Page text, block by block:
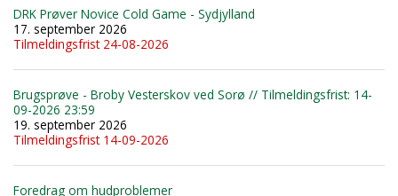
DRK Prøver Novice Cold Game - Sydjylland
17. september 2026
Tilmeldingsfrist 24-08-2026
Brugsprøve - Broby Vesterskov ved Sorø // Tilmeldingsfrist: 14-
09-2026 23:59
19. september 2026
Tilmeldingsfrist 14-09-2026
Foredrag om hudproblemer